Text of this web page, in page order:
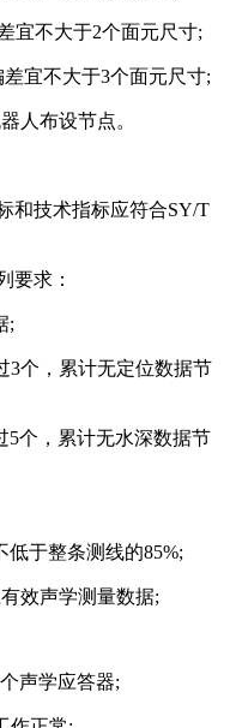
宜不大于2个面元尺寸;
差宜不大于3个面元尺寸;
人布设节点。
和技术指标应符合SY/T
要求：
;
3个，累计无定位数据节
5个，累计无水深数据节
低于整条测线的85%;
效声学测量数据;
声学应答器;